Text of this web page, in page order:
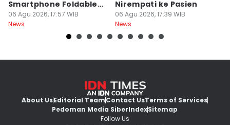
Smartphone Foldable
Premium
06 Agu 2026, 17:57 WIB
News
Nirempati ke Pasien
06 Agu 2026, 17:39 WIB
News
About UsEditorial TeamContact UsTerms of Services
Pedoman Media SiberIndexSitemap
Follow Us